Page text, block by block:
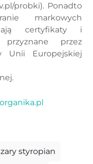
probki). Ponadto
markowych
certyfikaty i
przyznane przez
Unii Europejskiej
styropian